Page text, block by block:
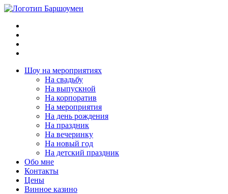
Шоу на мeроприятиях
На свaдьбу
Нa выпускной
На корпоратив
На мeроприятия
На день рождения
На праздник
На вечеринку
Нa новый год
На детский праздник
Обо мне
Контакты
Цeны
Винное казино